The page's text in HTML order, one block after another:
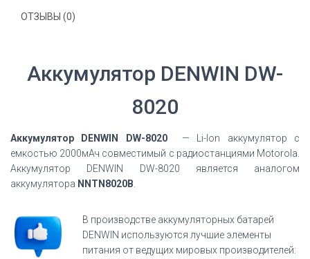
ОТЗЫВЫ (0)
Аккумулятор DENWIN DW-
8020
Аккумулятор DENWIN DW-8020
— Li-Ion аккумулятор с
емкостью 2000мАч совместимый с радиостанциями Motorola.
Аккумулятор DENWIN DW-8020 является аналогом
аккумулятора NNTN8020B.
В производстве аккумуляторных батарей
DENWIN используются лучшие элементы
питания от ведущих мировых производителей: